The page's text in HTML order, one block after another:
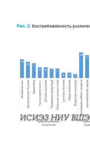
ИСИЭЗ НИУ ВШЭ